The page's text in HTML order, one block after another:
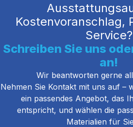
Kostenvoranschlag,
Service?
Schreiben Sie uns
an!
Wir beantworten gerne
Nehmen Sie Kontakt mit uns auf –
ein passendes Angebot, das
entspricht, und wählen die
Materialien für